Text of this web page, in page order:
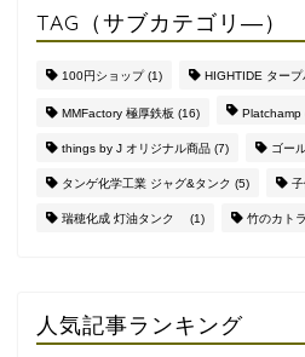
TAG（サブカテゴリ―）
100円ショップ(1) HIGHTIDE タープ
MMFactory 極厚鉄板 (16) Platchamp
things by J オリジナル商品 (7) ゴー
タンゲ化学工業 ジャグ&タンク (5)
瑞穂化成 灯油タンク (1) 竹のカト
人気記事ランキング